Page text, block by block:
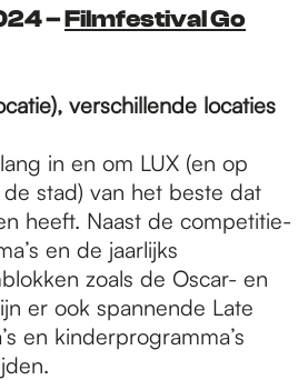
–FilmfestivalGo
verschillende locaties
in en om LUX (en op
stad) van het beste dat
heeft. Naast de competitie-
en de jaarlijks
zoals de Oscar- en
er ook spannende Late
en kinderprogramma’s